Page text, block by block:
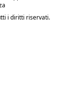
i diritti riservati.